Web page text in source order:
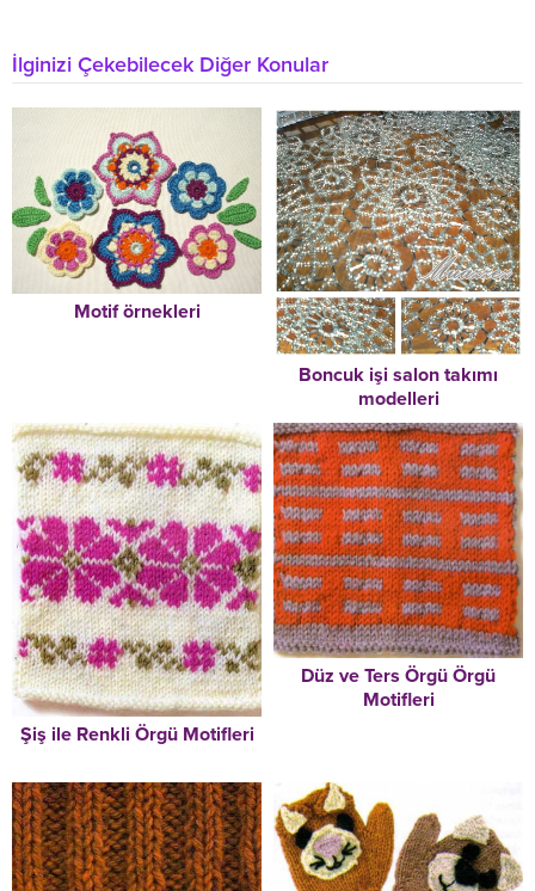
İlginizi Çekebilecek Diğer Konular
Motif örnekleri
Boncuk işi salon takımı
modelleri
Şiş ile Renkli Örgü Motifleri
Düz ve Ters Örgü Örgü
Motifleri